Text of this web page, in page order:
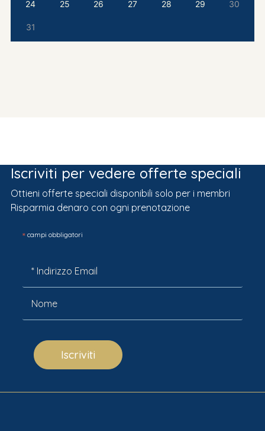
24 25 26 27 28 29 30
31
Iscriviti per vedere offerte speciali
Ottieni offerte speciali disponibili solo per i membri
Risparmia denaro con ogni prenotazione
*campi obbligatori
Iscriviti